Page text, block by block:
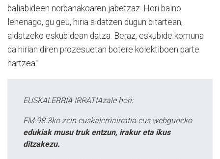
baliabideen norbanakoaren jabetzaz. Hori baino
lehenago, gu geu, hiria aldatzen dugun bitartean,
aldatzeko eskubidean datza. Beraz, eskubide komuna
da hirian diren prozesuetan botere kolektiboen parte
hartzea.”
EUSKALERRIA IRRATIAzale hori:
FM 98.3ko zein euskalerriairratia.eus webguneko
edukiak musu truk entzun, irakur eta ikus
ditzakezu.